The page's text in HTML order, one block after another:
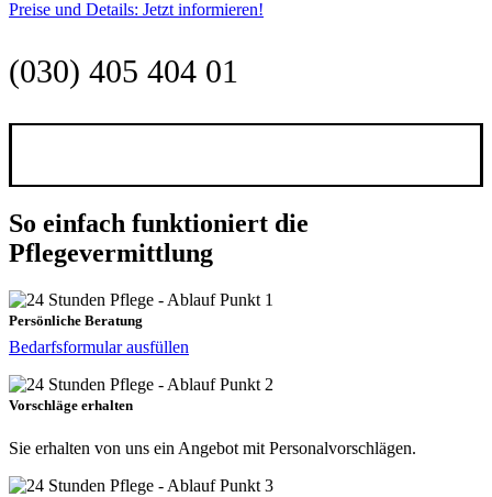
Preise und Details: Jetzt informieren!
(030) 405 404 01
So einfach funktioniert die
Pflegevermittlung
Persönliche Beratung
Bedarfsformular ausfüllen
Vorschläge erhalten
Sie erhalten von uns ein Angebot mit Personalvorschlägen.